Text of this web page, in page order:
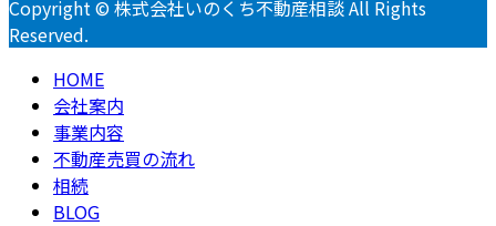
Copyright © 株式会社いのくち不動産相談 All Rights
Reserved.
HOME
会社案内
事業内容
不動産売買の流れ
相続
BLOG